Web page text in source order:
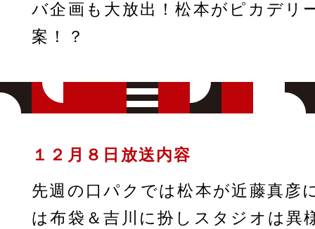
バ企画も大放出！松本がピカデリ
案！？
１２月８日放送内容
先週の口パクでは松本が近藤真彦
は布袋＆吉川に扮しスタジオは異